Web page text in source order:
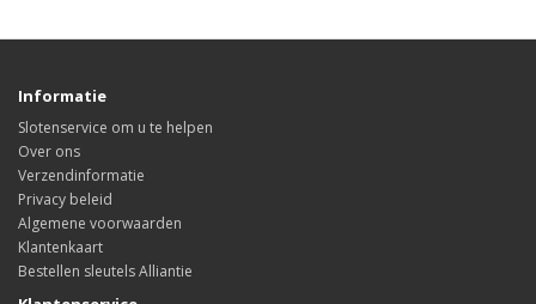
Informatie
Slotenservice om u te helpen
Over ons
Verzendinformatie
Privacy beleid
Algemene voorwaarden
Klantenkaart
Bestellen sleutels Alliantie